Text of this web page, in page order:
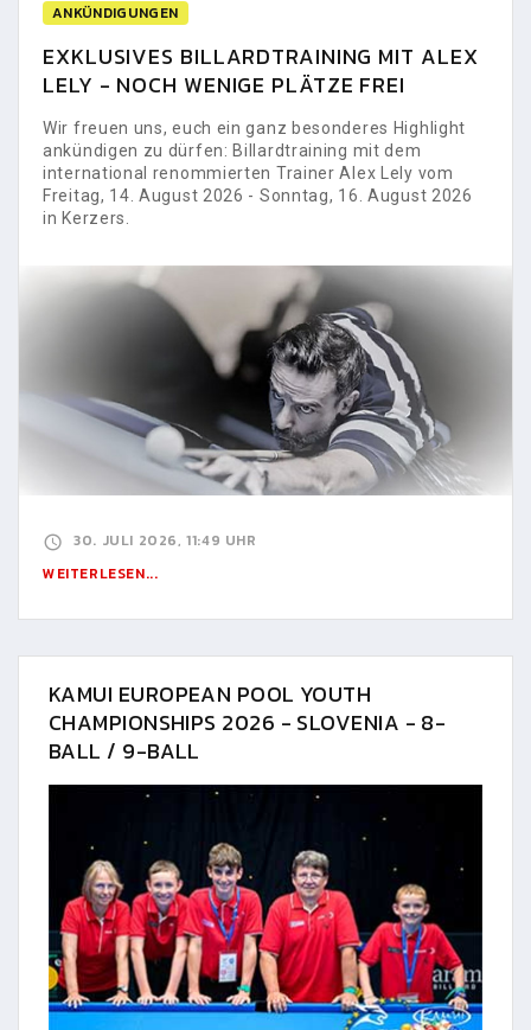
ANKÜNDIGUNGEN
EXKLUSIVES BILLARDTRAINING MIT ALEX
LELY - NOCH WENIGE PLÄTZE FREI
Wir freuen uns, euch ein ganz besonderes Highlight
ankündigen zu dürfen: Billardtraining mit dem
international renommierten Trainer Alex Lely vom
Freitag, 14. August 2026 - Sonntag, 16. August 2026
in Kerzers.
30. JULI 2026, 11:49 UHR
WEITERLESEN...
KAMUI EUROPEAN POOL YOUTH
CHAMPIONSHIPS 2026 - SLOVENIA - 8-
BALL / 9-BALL